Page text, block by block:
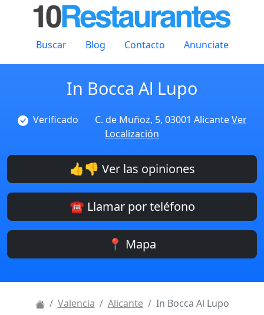
Buscar Blog Contacto Anunciate
In Bocca Al Lupo
Verificado C. de Muñoz, 5, 03001 AlicanteVer
Localización
👍👎 Ver las opiniones
☎️ Llamar por teléfono
📍 Mapa
Valencia Alicante In Bocca Al Lupo